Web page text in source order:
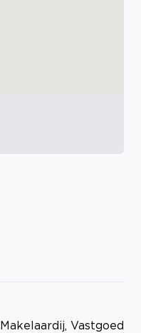
Makelaardij, Vastgoed